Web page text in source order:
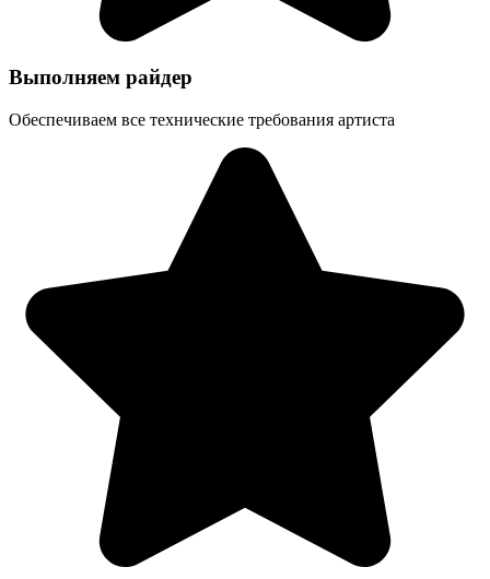
Выполняем райдер
Обеспечиваем все технические требования артиста